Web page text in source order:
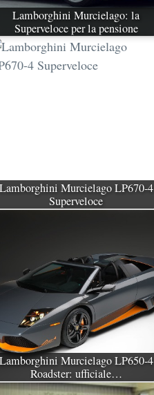
Lamborghini Murcielago: la
Superveloce per la pensione
Lamborghini Murcielago LP670-4
Superveloce
Lamborghini Murcielago LP650-4
Roadster: ufficiale…